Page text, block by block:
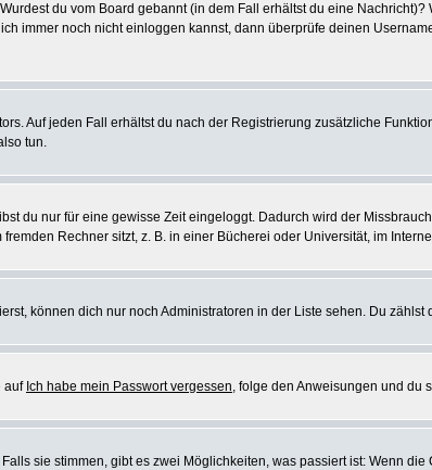
du vom Board gebannt (in dem Fall erhältst du eine
immer noch nicht einloggen kannst, dann überprüfe deinen
Auf jeden Fall erhältst du nach der Registrierung zusätzliche
tun.
du nur für eine gewisse Zeit eingeloggt. Dadurch wird der
Rechner sitzt, z. B. in einer Bücherei oder Universität, im
können dich nur noch Administratoren in der Liste sehen. Du zählst
auf Ich habe mein Passwort vergessen, folge den Anweisungen und du
sie stimmen, gibt es zwei Möglichkeiten, was passiert ist: Wenn